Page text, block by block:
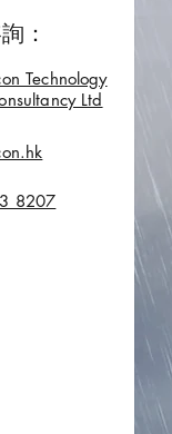
：
Technology
Ltd
8207